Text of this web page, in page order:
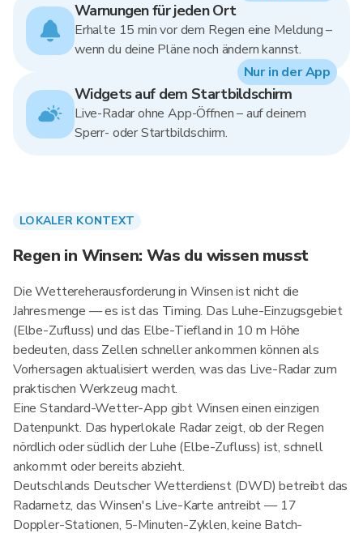
Warnungen für jeden Ort
Erhalte 15 min vor dem Regen eine Meldung –
wenn du deine Pläne noch ändern kannst.
Widgets auf dem Startbildschirm
Live-Radar ohne App-Öffnen – auf deinem
Sperr- oder Startbildschirm.
Nur in der App
LOKALER KONTEXT
Regen in Winsen: Was du wissen musst
Die Wettereherausforderung in Winsen ist nicht die
Jahresmenge — es ist das Timing. Das Luhe-Einzugsgebiet
(Elbe-Zufluss) und das Elbe-Tiefland in 10 m Höhe
bedeuten, dass Zellen schneller ankommen können als
Vorhersagen aktualisiert werden, was das Live-Radar zum
praktischen Werkzeug macht.
Eine Standard-Wetter-App gibt Winsen einen einzigen
Datenpunkt. Das hyperlokale Radar zeigt, ob der Regen
nördlich oder südlich der Luhe (Elbe-Zufluss) ist, schnell
ankommt oder bereits abzieht.
Deutschlands Deutscher Wetterdienst (DWD) betreibt das
Radarnetz, das Winsen's Live-Karte antreibt — 17
Doppler-Stationen, 5-Minuten-Zyklen, keine Batch-